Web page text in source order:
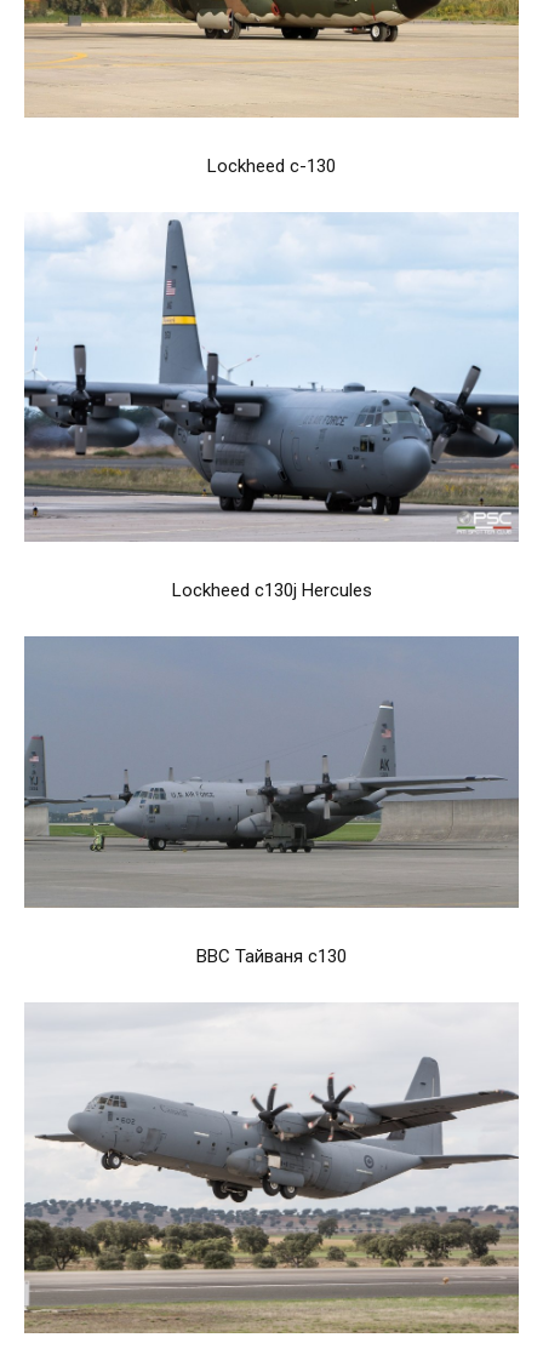
Lockheed c-130
Lockheed c130j Hercules
ВВС Тайваня c130